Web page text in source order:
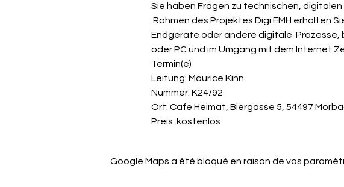
Sie haben Fragen zu technischen,
Rahmen des Projektes Digi.EMH erhalten
Endgeräte oder andere digitale
oder PC und im Umgang mit dem
Termin(e)
Leitung: Maurice Kinn
Nummer: K24/92
Ort: Cafe Heimat Biergasse 5, 54497
Preis: kostenlos
Google Maps a été bloqué en raison de vos